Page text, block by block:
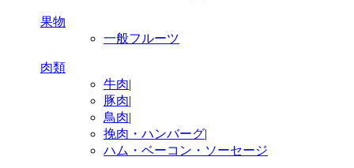
果物
一般フルーツ
肉類
牛肉|
豚肉|
鳥肉|
挽肉・ハンバーグ|
ハム・ベーコン・ソーセージ